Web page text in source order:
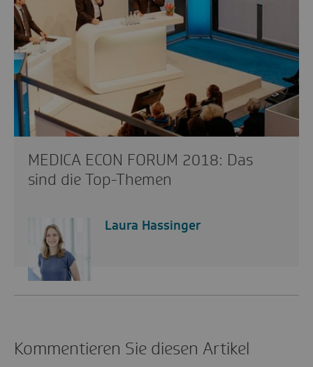
MEDICA ECON FORUM 2018: Das
sind die Top-Themen
Laura Hassinger
Kommentieren Sie diesen Artikel